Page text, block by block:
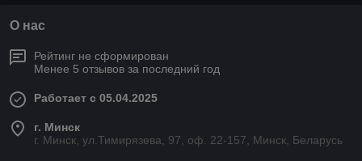
О нас
Рейтинг не сформирован
Менее 5 отзывов за последний год
Работает с 05.04.2025
г. Минск
г. Минск, ул.Тимирязева, 97, оф. 22-157, Минск, Беларусь